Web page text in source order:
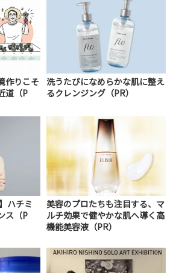
作りこそ
道（P
洗うたびになめらかな肌に整え
るクレンジング（PR）
ハチミ
ス（P
美容のプロたちも注目する、マ
ルチ効果で健やかな肌へ導く高
機能美容液（PR）